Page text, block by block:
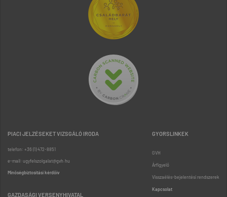
PIACI JELZÉSEKET VIZSGÁLÓ IRODA
telefon: +36 (1) 472-8851
e-mail: ugyfelszolgalat@gvh.hu
Minőségbiztosítási kérdőív
GAZDASÁGI VERSENYHIVATAL
GYORSLINKEK
GVH
Árfigyelő
Visszaélés-bejelentési rendszerek
Kapcsolat